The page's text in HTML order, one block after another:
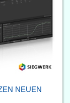
NEUEN